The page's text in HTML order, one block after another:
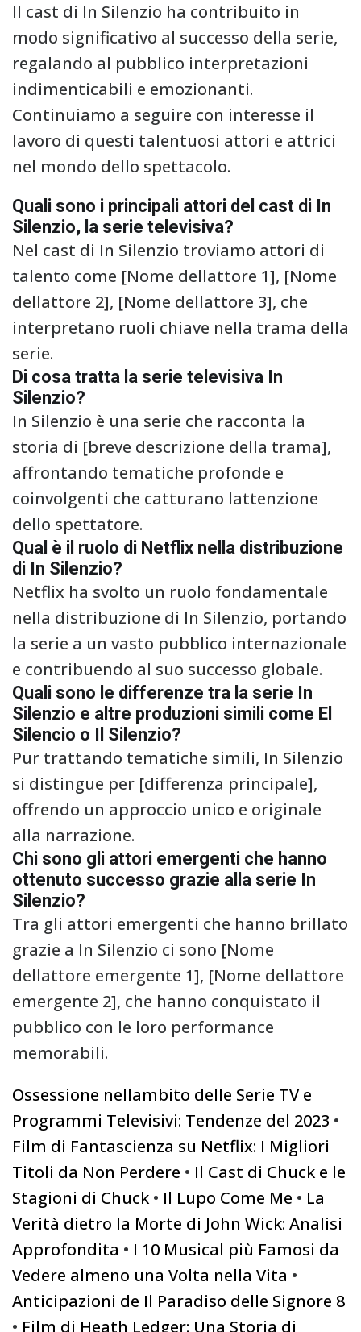
Il cast di In Silenzio ha contribuito in
modo significativo al successo della serie,
regalando al pubblico interpretazioni
indimenticabili e emozionanti.
Continuiamo a seguire con interesse il
lavoro di questi talentuosi attori e attrici
nel mondo dello spettacolo.
Quali sono i principali attori del cast di In
Silenzio, la serie televisiva?
Nel cast di In Silenzio troviamo attori di
talento come [Nome dellattore 1], [Nome
dellattore 2], [Nome dellattore 3], che
interpretano ruoli chiave nella trama della
serie.
Di cosa tratta la serie televisiva In
Silenzio?
In Silenzio è una serie che racconta la
storia di [breve descrizione della trama],
affrontando tematiche profonde e
coinvolgenti che catturano lattenzione
dello spettatore.
Qual è il ruolo di Netflix nella distribuzione
di In Silenzio?
Netflix ha svolto un ruolo fondamentale
nella distribuzione di In Silenzio, portando
la serie a un vasto pubblico internazionale
e contribuendo al suo successo globale.
Quali sono le differenze tra la serie In
Silenzio e altre produzioni simili come El
Silencio o Il Silenzio?
Pur trattando tematiche simili, In Silenzio
si distingue per [differenza principale],
offrendo un approccio unico e originale
alla narrazione.
Chi sono gli attori emergenti che hanno
ottenuto successo grazie alla serie In
Silenzio?
Tra gli attori emergenti che hanno brillato
grazie a In Silenzio ci sono [Nome
dellattore emergente 1], [Nome dellattore
emergente 2], che hanno conquistato il
pubblico con le loro performance
memorabili.
Ossessione nellambito delle Serie TV e
Programmi Televisivi: Tendenze del 2023 •
Film di Fantascienza su Netflix: I Migliori
Titoli da Non Perdere • Il Cast di Chuck e le
Stagioni di Chuck • Il Lupo Come Me • La
Verità dietro la Morte di John Wick: Analisi
Approfondita • I 10 Musical più Famosi da
Vedere almeno una Volta nella Vita •
Anticipazioni de Il Paradiso delle Signore 8
• Film di Heath Ledger: Una Storia di